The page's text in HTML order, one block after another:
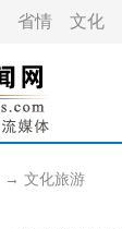
省情 文化
→ 文化旅游